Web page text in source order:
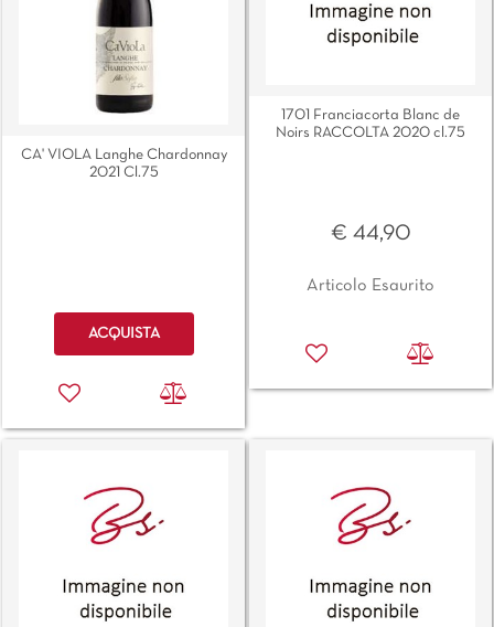
CA' VIOLA Langhe Chardonnay
2021 Cl.75
Quantità
ACQUISTA
1701 Franciacorta Blanc de
Noirs RACCOLTA 2020 cl.75
€ 44,90
Articolo Esaurito